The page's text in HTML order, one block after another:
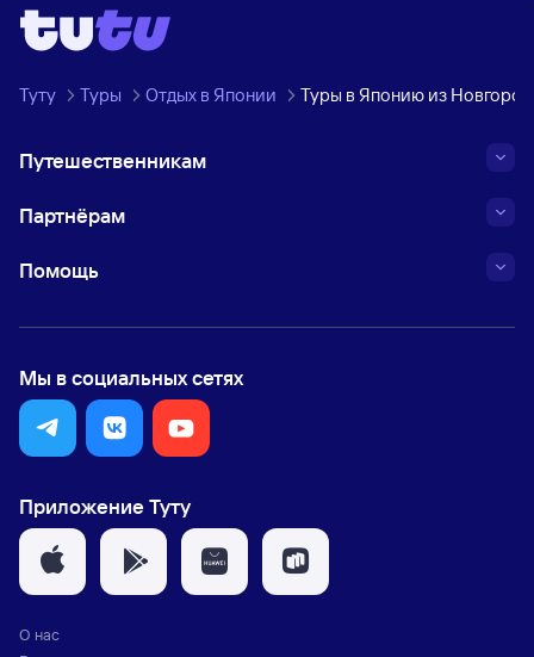
Туту Туры Отдых в Японии Туры в Японию из
Путешественникам
Партнёрам
Помощь
Мы в социальных сетях
Приложение Туту
О нас